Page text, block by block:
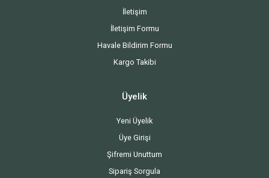
İletişim
İletişim Formu
Havale Bildirim Formu
Kargo Takibi
Üyelik
Yeni Üyelik
Üye Girişi
Şifremi Unuttum
Sipariş Sorgula